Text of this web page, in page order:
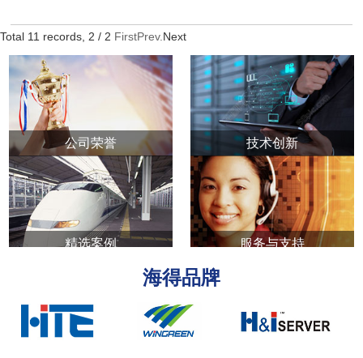
Total 11 records, 2 / 2 FirstPrev.Next
公司荣誉 技术创新
精选案例 服务与支持
海得品牌